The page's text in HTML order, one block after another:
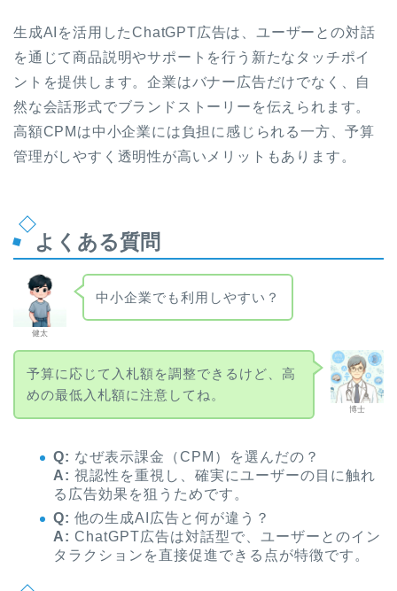
生成AIを活用したChatGPT広告は、ユーザーとの対話
を通じて商品説明やサポートを行う新たなタッチポイ
ントを提供します。企業はバナー広告だけでなく、自
然な会話形式でブランドストーリーを伝えられます。
高額CPMは中小企業には負担に感じられる一方、予算
管理がしやすく透明性が高いメリットもあります。
よくある質問
健太
中小企業でも利用しやすい？
博士
予算に応じて入札額を調整できるけど、高
めの最低入札額に注意してね。
Q: なぜ表示課金（CPM）を選んだの？
A: 視認性を重視し、確実にユーザーの目に触れ
る広告効果を狙うためです。
Q: 他の生成AI広告と何が違う？
A: ChatGPT広告は対話型で、ユーザーとのイン
タラクションを直接促進できる点が特徴です。